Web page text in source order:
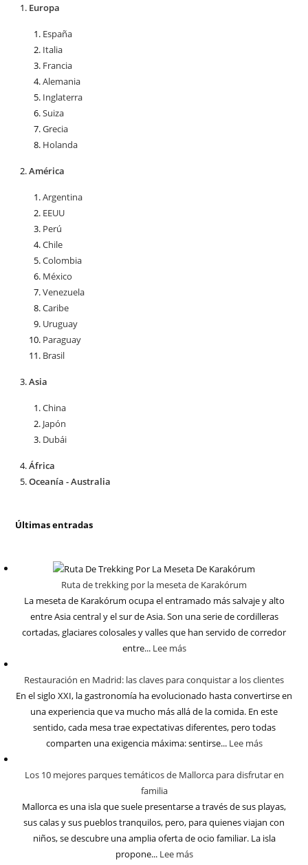
Europa
España
Italia
Francia
Alemania
Inglaterra
Suiza
Grecia
Holanda
América
Argentina
EEUU
Perú
Chile
Colombia
México
Venezuela
Caribe
Uruguay
Paraguay
Brasil
Asia
China
Japón
Dubái
África
Oceanía - Australia
Últimas entradas
Ruta de trekking por la meseta de Karakórum
La meseta de Karakórum ocupa el entramado más salvaje y alto
entre Asia central y el sur de Asia. Son una serie de cordilleras
cortadas, glaciares colosales y valles que han servido de corredor
entre... Lee más
Restauración en Madrid: las claves para conquistar a los clientes
En el siglo XXI, la gastronomía ha evolucionado hasta convertirse en
una experiencia que va mucho más allá de la comida. En este
sentido, cada mesa trae expectativas diferentes, pero todas
comparten una exigencia máxima: sentirse... Lee más
Los 10 mejores parques temáticos de Mallorca para disfrutar en
familia
Mallorca es una isla que suele presentarse a través de sus playas,
sus calas y sus pueblos tranquilos, pero, para quienes viajan con
niños, se descubre una amplia oferta de ocio familiar. La isla
propone... Lee más